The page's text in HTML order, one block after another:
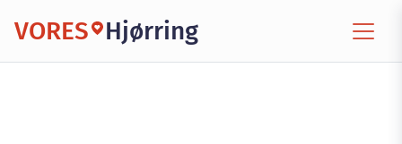
VORES Hjørring